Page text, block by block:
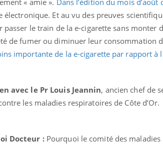
électronique. Et au vu des preuves
passer le train de la e-cigarette sans monter
de fumer ou diminuer leur consommation
importante de la e-cigarette par rapport à
avec le Pr Louis Jeannin, ancien chef de
les maladies respiratoires de Côte d’Or.
Docteur :Pourquoi le comité des